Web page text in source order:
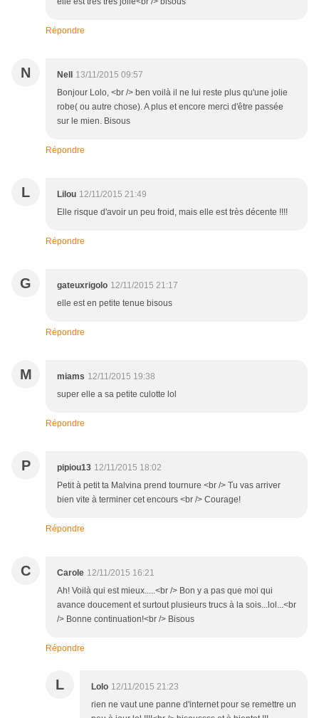
Répondre
N Nell
13/11/2015 09:57
Bonjour Lolo, <br /> ben voilà il ne lui reste plus qu'une jolie
robe( ou autre chose). A plus et encore merci d'être passée
sur le mien. Bisous
Répondre
L Lilou 12/11/2015 21:49
Elle risque d'avoir un peu froid, mais elle est très décente !!!!
Répondre
G gateuxrigolo 12/11/2015 21:17
elle est en petite tenue bisous
Répondre
M miams 12/11/2015 19:38
super elle a sa petite culotte lol
Répondre
P pipiou13 12/11/2015 18:02
Petit à petit ta Malvina prend tournure <br /> Tu vas arriver
bien vite à terminer cet encours <br /> Courage!
Répondre
C Carole 12/11/2015 16:21
Ah! Voilà qui est mieux.....<br /> Bon y a pas que moi qui
avance doucement et surtout plusieurs trucs à la sois...lol...<br
/> Bonne continuation!<br /> Bisous
Répondre
L Lolo 12/11/2015 21:23
rien ne vaut une panne d'internet pour se remettre un